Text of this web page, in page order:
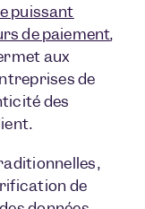
puissant
de paiement,
aux
de
des
de